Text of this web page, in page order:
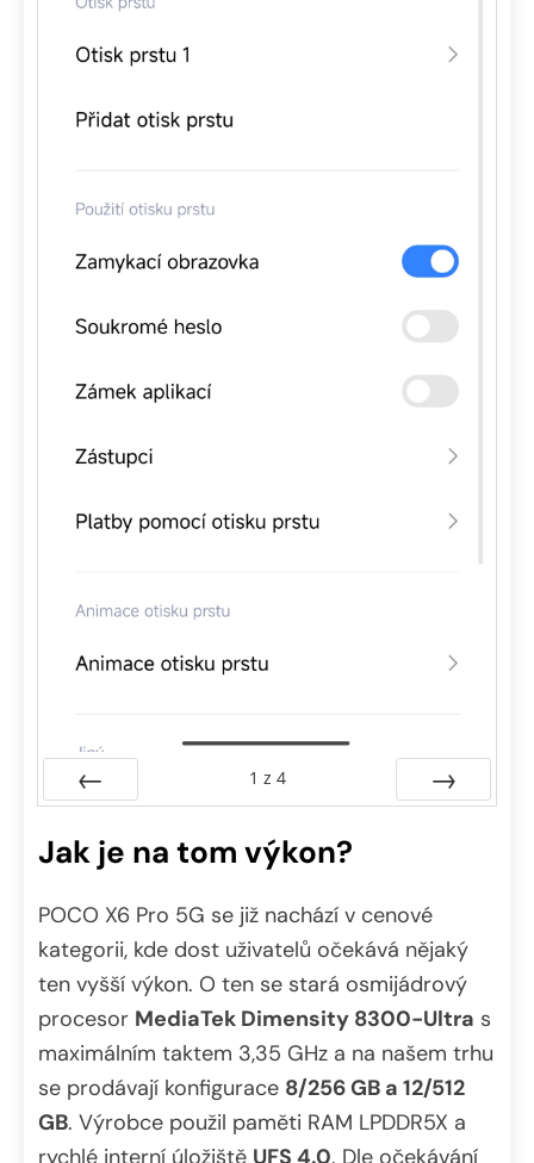
1 z 4
Jak je na tom výkon?
POCO X6 Pro 5G se již nachází v cenové
kategorii, kde dost uživatelů očekává nějaký
ten vyšší výkon. O ten se stará osmijádrový
procesor MediaTek Dimensity 8300-Ultra s
maximálním taktem 3,35 GHz a na našem trhu
se prodávají konfigurace 8/256 GB a 12/512
GB. Výrobce použil paměti RAM LPDDR5X a
rychlé interní úložiště UFS 4.0. Dle očekávání